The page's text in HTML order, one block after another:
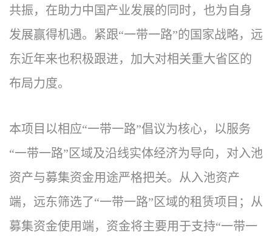
共振，在助力中国产业发展的同时，也为自身
发展赢得机遇。紧跟“一带一路”的国家战略，远
东近年来也积极跟进，加大对相关重大省区的
布局力度。
本项目以相应“一带一路”倡议为核心，以服务
“一带一路”区域及沿线实体经济为导向，对入池
资产与募集资金用途严格把关。从入池资产
端，远东筛选了“一带一路”区域的租赁项目；从
募集资金使用端，资金将主要用于支持“一带一